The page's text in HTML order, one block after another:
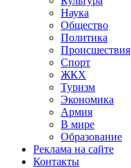
Наука
Общество
Политика
Происшествия
Спорт
ЖКХ
Туризм
Экономика
Армия
В мире
Образование
Реклама на сайте
Контакты